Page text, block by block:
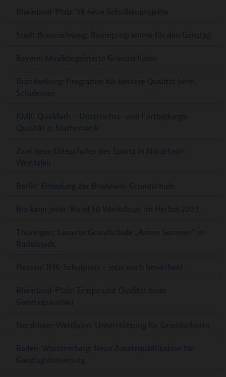
Rheinland-Pfalz: 58 neue Schulbauprojekte
Stadt Braunschweig: Raumprogramme für den Ganztag
Bayern: Musikbegeisterte Grundschulen
Brandenburg: Programm für bessere Qualität beim
Schulessen
KMK: QuaMath – Unterrichts- und Fortbildungs-
Qualität in Mathematik
Zwei neue Eliteschulen des Sports in Nordrhein-
Westfalen
Berlin: Einladung der Brodowin-Grundschule
Bio kann jeder: Rund 50 Workshops im Herbst 2023
Thüringen: Sanierte Grundschule „Anton Sommer“ in
Rudolstadt
Hessen: IHK-Schulpreis – jetzt noch bewerben!
Rheinland-Pfalz: Tempo und Qualität beim
Ganztagsausbau
Nordrhein-Westfalen: Unterstützung für Grundschulen
Baden-Württemberg: Neue Zusatzqualifikation für
Ganztagsbetreuung